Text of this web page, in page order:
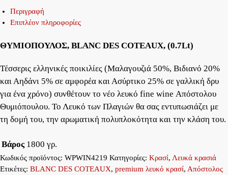
Περιγραφή
Επιπλέον πληροφορίες
ΘΥΜΙΟΠΟΥΛΟΣ, BLANC DES COTEAUX, (0.7Lt)
Τέσσερις ελληνικές ποικιλίες (Μαλαγουζιά 50%, Βιδιανό 20%
και Αηδάνι 5% σε αμφορέα και Ασύρτικο 25% σε γαλλική δρυ
για ένα χρόνο) συνθέτουν το νέο λευκό fine wine Απόστολου
Θυμιόπουλου. Το Λευκό των Πλαγιών θα σας εντυπωσιάζει με
τη δομή του, την αρωματική πολυπλοκότητα και την κλάση του.
Βάρος 1800 γρ.
Κωδικός προϊόντος: WPWIN4219 Κατηγορίες: Κρασί, Λευκά κρασιά
Ετικέτες: BLANC DES COTEAUX, premium λευκό κρασί, Απόστολος